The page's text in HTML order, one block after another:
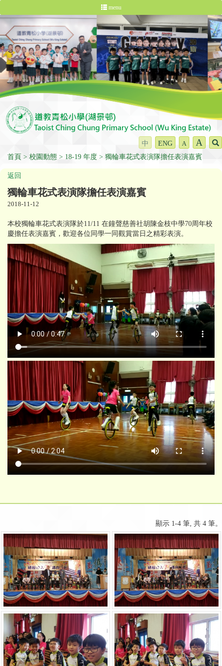
menu
中 ENG A A
首頁 校園動態 18-19 年度 獨輪車花式表演隊擔任表演嘉賓
返回
獨輪車花式表演隊擔任表演嘉賓
2018-11-12
本校獨輪車花式表演隊於11/11 在鐘聲慈善社胡陳金枝中學70周年校
慶擔任表演嘉賓，歡迎各位同學一同觀賞當日之精彩表演。
顯示 1-4 筆, 共 4 筆。